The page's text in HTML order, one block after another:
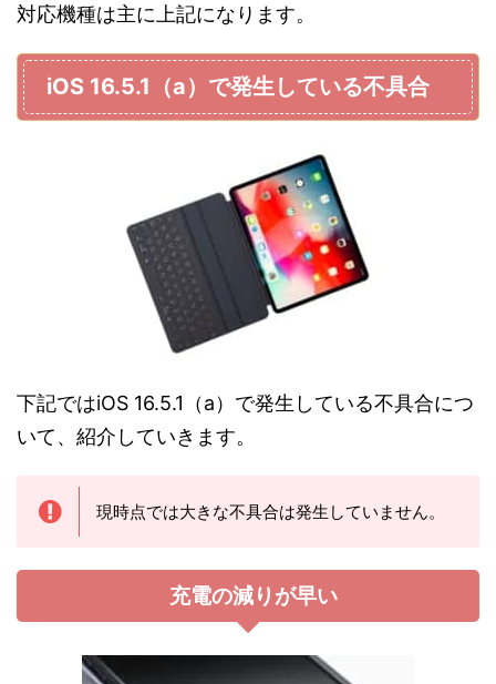
対応機種は主に上記になります。
iOS 16.5.1（a）で発生している不具合
下記ではiOS 16.5.1（a）で発生している不具合につ
いて、紹介していきます。
現時点では大きな不具合は発生していません。
充電の減りが早い